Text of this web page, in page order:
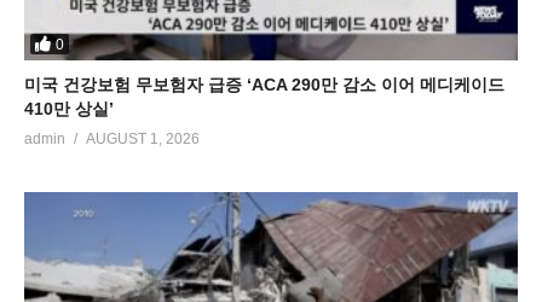
0
미국 건강보험 무보험자 급증 ‘ACA 290만 감소 이어 메디케이드
410만 상실’
admin AUGUST 1, 2026